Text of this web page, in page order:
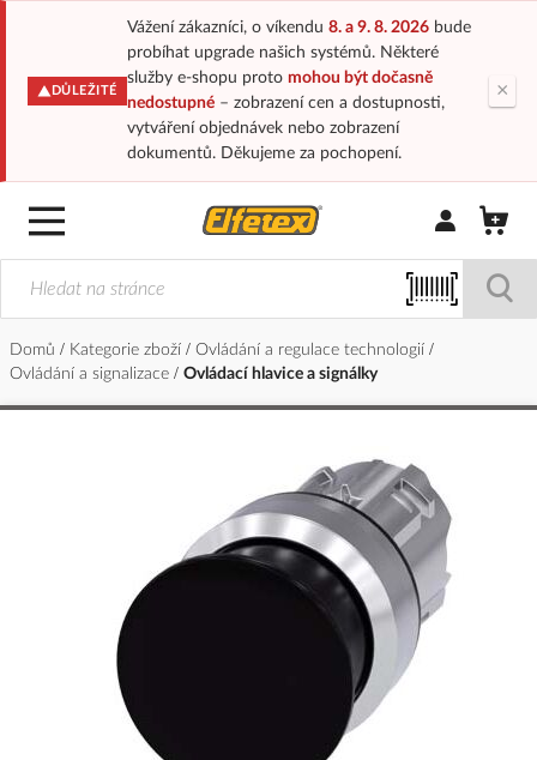
DŮLEŽITÉ
Vážení zákazníci, o víkendu 8. a 9. 8. 2026bude
probíhat upgrade našich systémů. Některé
služby e-shopu proto mohou být dočasně
nedostupné– zobrazení cen a dostupnosti,
vytváření objednávek nebo zobrazení
dokumentů. Děkujeme za pochopení.
×
Přihlásit/
Domů Kategorie zboží
Ovládání a regulace technologií
Ovládání a signalizace
Ovládací hlavice a signálky